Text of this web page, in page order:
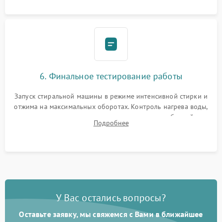
6. Финальное тестирование работы
Запуск стиральной машины в режиме интенсивной стирки и
отжима на максимальных оборотах. Контроль нагрева воды,
корректности слива, отсутствия излишних вибраций,
посторонних стуков и протечек под корпусом.
Подробнее
У Вас остались вопросы?
Оставьте заявку, мы свяжемся с Вами в ближайшее